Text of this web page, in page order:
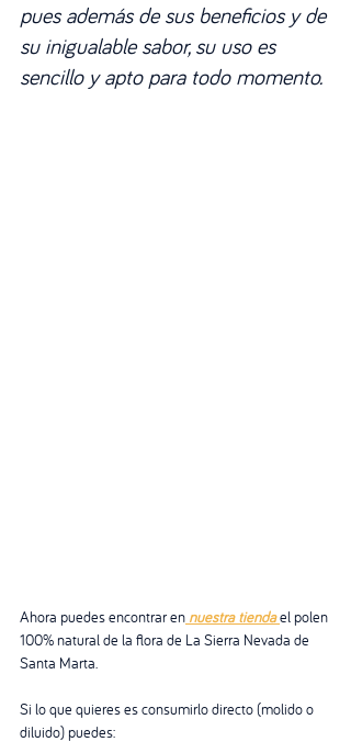
pues además de sus beneficios y de
su inigualable sabor, su uso es
sencillo y apto para todo momento.
Ahora puedes encontrar en nuestra tienda el polen
100% natural de la flora de La Sierra Nevada de
Santa Marta.
Si lo que quieres es consumirlo directo (molido o
diluido) puedes: